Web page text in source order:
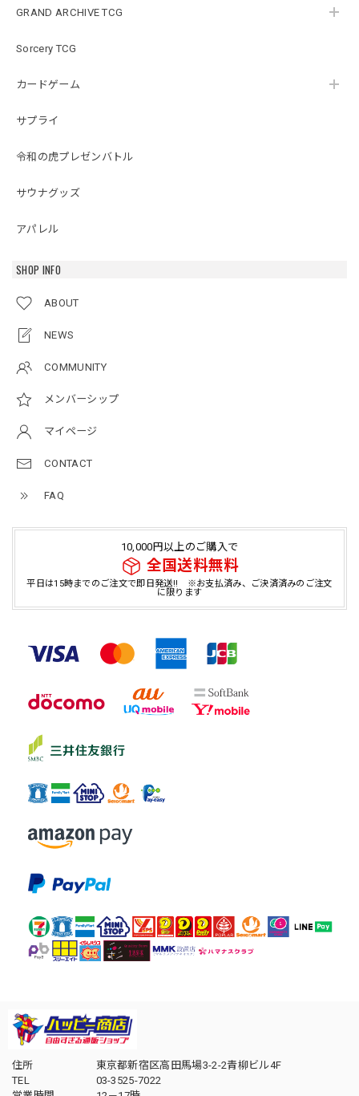
GRAND ARCHIVE TCG
Sorcery TCG
カードゲーム
サプライ
令和の虎プレゼンバトル
サウナグッズ
アパレル
SHOP INFO
ABOUT
NEWS
COMMUNITY
メンバーシップ
マイページ
CONTACT
FAQ
10,000円以上のご購入で
全国送料無料
平日は15時までのご注文で即日発送!! ※お支払済み、ご決済済みのご注文
に限ります
住所
東京都新宿区高田馬場3-2-2青柳ビル4F
TEL
03-3525-7022